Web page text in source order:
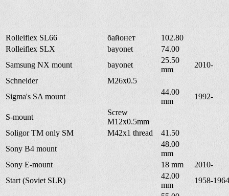
Rolleiflex SL66 байонет
102.80
Rolleiflex SLX
bayonet
74.00
Samsung NX mount
bayonet
25.50
mm
2010-
Schneider
M26x0.5
Sigma's SA mount
44.00
mm
1992-
S-mount
Screw
M12x0.5mm
Soligor TM only SM
M42x1 thread
41.50
Sony B4 mount
48.00
mm
Sony E-mount
18 mm
2010-
Start (Soviet SLR)
42.00
mm
1958-1964